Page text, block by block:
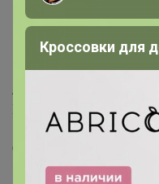
14 июля, 2020 08:35
Пристрою детские
Артикул:
Характеристики
Цвет: темно-синий
Состав: 97% хлопок 3%
Размер: 146
Кроссовки для